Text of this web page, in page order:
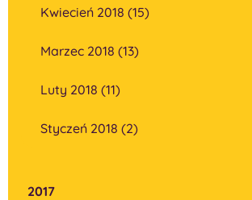
Kwiecień 2018 (15)
Marzec 2018 (13)
Luty 2018 (11)
Styczeń 2018 (2)
2017